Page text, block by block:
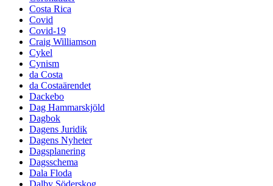
Costa Rica
Covid
Covid-19
Craig Williamson
Cykel
Cynism
da Costa
da Costaärendet
Dackebo
Dag Hammarskjöld
Dagbok
Dagens Juridik
Dagens Nyheter
Dagsplanering
Dagsschema
Dala Floda
Dalby Söderskog